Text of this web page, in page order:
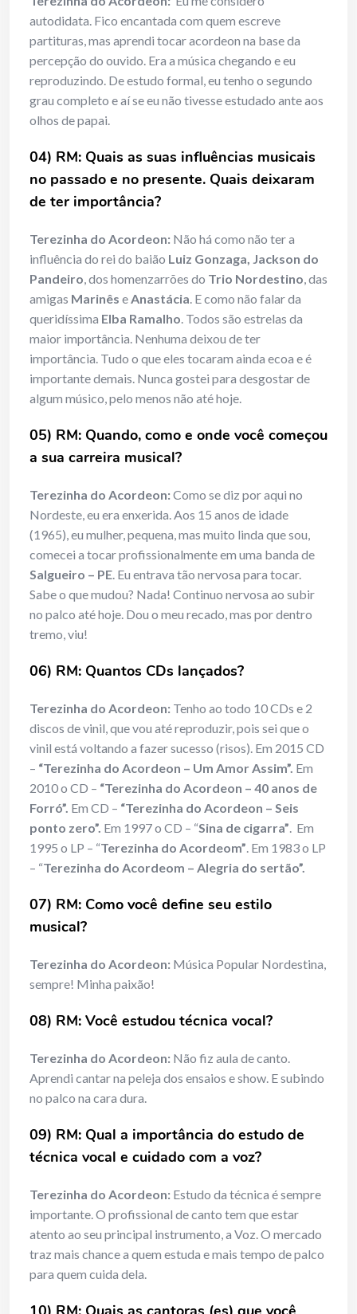
autodidata. Fico encantada com quem escreve
partituras, mas aprendi tocar acordeon na base da
percepção do ouvido. Era a música chegando e eu
reproduzindo. De estudo formal, eu tenho o segundo
grau completo e aí se eu não tivesse estudado ante aos
olhos de papai.
04) RM: Quais as suas influências musicais
no passado e no presente. Quais deixaram
de ter importância?
Terezinha do Acordeon: Não há como não ter a
influência do rei do baião Luiz Gonzaga, Jackson do
Pandeiro, dos homenzarrões do Trio Nordestino, das
amigas Marinês eAnastácia. E como não falar da
queridíssima Elba Ramalho. Todos são estrelas da
maior importância. Nenhuma deixou de ter
importância. Tudo o que eles tocaram ainda ecoa e é
importante demais. Nunca gostei para desgostar de
algum músico, pelo menos não até hoje.
05) RM: Quando, como e onde você começou
a sua carreira musical?
Terezinha do Acordeon:Como se diz por aqui no
Nordeste, eu era enxerida. Aos 15 anos de idade
(1965), eu mulher, pequena, mas muito linda que sou,
comecei a tocar profissionalmente em uma banda de
Salgueiro – PE. Eu entrava tão nervosa para tocar.
Sabe o que mudou? Nada! Continuo nervosa ao subir
no palco até hoje. Dou o meu recado, mas por dentro
tremo, viu!
06) RM: Quantos CDs lançados?
Terezinha do Acordeon: Tenho ao todo 10 CDs e 2
discos de vinil, que vou até reproduzir, pois sei que o
vinil está voltando a fazer sucesso (risos). Em 2015 CD
– “Terezinha do Acordeon – Um Amor Assim”. Em
2010 o CD – “Terezinha do Acordeon – 40 anos de
Forró”. Em CD – “Terezinha do Acordeon – Seis
ponto zero”. Em 1997 o CD – “Sina de cigarra”. Em
1995 o LP – “Terezinha do Acordeom”. Em 1983 o LP
– “Terezinha do Acordeom – Alegria do sertão”.
07) RM: Como você define seu estilo
musical?
Terezinha do Acordeon: Música Popular Nordestina,
sempre! Minha paixão!
08) RM: Você estudou técnica vocal?
Terezinha do Acordeon: Não fiz aula de canto.
Aprendi cantar na peleja dos ensaios e show. E subindo
no palco na cara dura.
09) RM: Qual a importância do estudo de
técnica vocal e cuidado com a voz?
Terezinha do Acordeon: Estudo da técnica é sempre
importante. O profissional de canto tem que estar
atento ao seu principal instrumento, a Voz. O mercado
traz mais chance a quem estuda e mais tempo de palco
para quem cuida dela.